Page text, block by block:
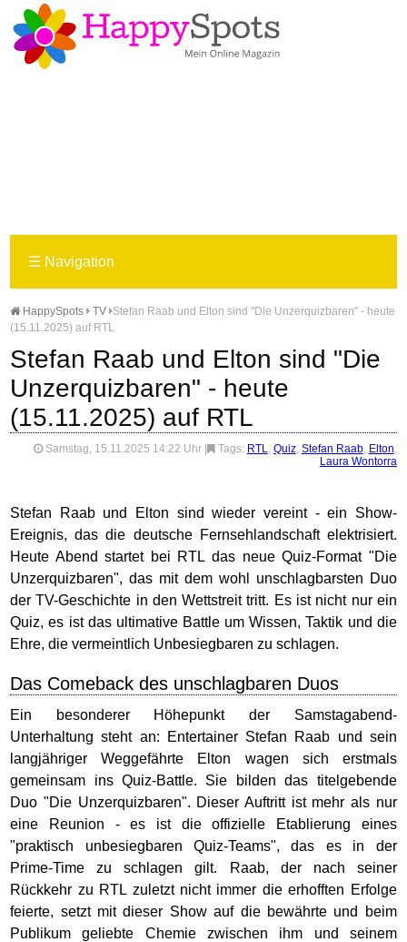
☰ Navigation
HappySpots TV Stefan Raab und Elton sind "Die Unzerquizbaren" - heute
(15.11.2025) auf RTL
Stefan Raab und Elton sind "Die
Unzerquizbaren" - heute
(15.11.2025) auf RTL
Samstag, 15.11.2025 14:22 Uhr Tags: RTL, Quiz, Stefan Raab, Elton,
Laura Wontorra
Stefan Raab und Elton sind wieder vereint - ein Show-
Ereignis, das die deutsche Fernsehlandschaft elektrisiert.
Heute Abend startet bei RTL das neue Quiz-Format "Die
Unzerquizbaren", das mit dem wohl unschlagbarsten Duo
der TV-Geschichte in den Wettstreit tritt. Es ist nicht nur ein
Quiz, es ist das ultimative Battle um Wissen, Taktik und die
Ehre, die vermeintlich Unbesiegbaren zu schlagen.
Das Comeback des unschlagbaren Duos
Ein besonderer Höhepunkt der Samstagabend-
Unterhaltung steht an: Entertainer Stefan Raab und sein
langjähriger Weggefährte Elton wagen sich erstmals
gemeinsam ins Quiz-Battle. Sie bilden das titelgebende
Duo "Die Unzerquizbaren". Dieser Auftritt ist mehr als nur
eine Reunion - es ist die offizielle Etablierung eines
"praktisch unbesiegbaren Quiz-Teams", das es in der
Prime-Time zu schlagen gilt. Raab, der nach seiner
Rückkehr zu RTL zuletzt nicht immer die erhofften Erfolge
feierte, setzt mit dieser Show auf die bewährte und beim
Publikum geliebte Chemie zwischen ihm und seinem